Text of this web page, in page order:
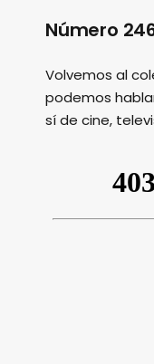
Número
Volvemos al
podemos
sí de cine,